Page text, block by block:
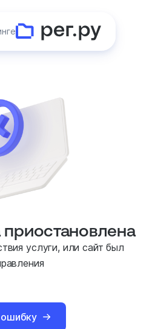
приостановлена
услуги, или сайт был
ошибку